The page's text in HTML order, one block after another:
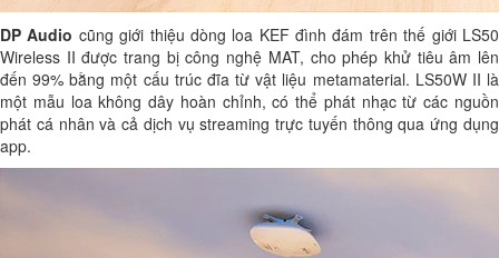
DP Audio cũng giới thiệu dòng loa KEF đình đám trên thế giới LS50
Wireless II được trang bị công nghệ MAT, cho phép khử tiêu âm lên
đến 99% bằng một cấu trúc đĩa từ vật liệu metamaterial. LS50W II là
một mẫu loa không dây hoàn chỉnh, có thể phát nhạc từ các nguồn
phát cá nhân và cả dịch vụ streaming trực tuyến thông qua ứng dụng
app.